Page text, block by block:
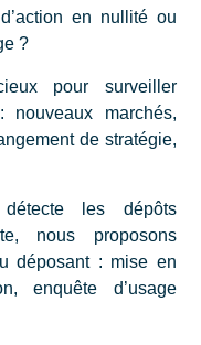
en nullité ou
?
pour surveiller
marchés,
de stratégie,
les dépôts
nous proposons
déposant : mise en
enquête d’usage